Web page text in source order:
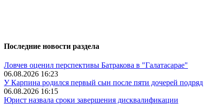
Последние новости раздела
Ловчев оценил перспективы Батракова в "Галатасарае"
06.08.2026 16:23
У Карпина родился первый сын после пяти дочерей подряд
06.08.2026 16:15
Юрист назвала сроки завершения дисквалификации